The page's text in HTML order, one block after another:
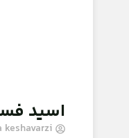
اسید فسفریک
keshavarzi